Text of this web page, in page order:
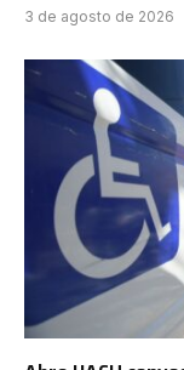
3 de agosto de 2026